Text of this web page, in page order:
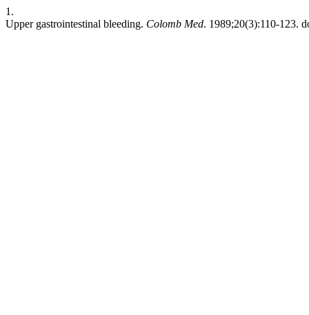
1.
Upper gastrointestinal bleeding. Colomb Med. 1989;20(3):110-123.